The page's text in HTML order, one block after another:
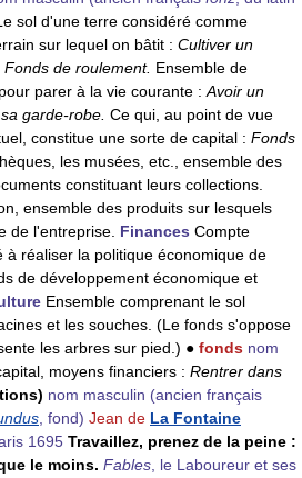
sol d'une terre considéré comme
sur lequel on bâtit : Cultiver un
Fonds de roulement. Ensemble de
parer à la vie courante :Avoir un
garde-robe. Ce qui, au point de vue
constitue une sorte de capital : Fonds
les musées, etc., ensemble des
constituant leurs collections.
ensemble des produits sur lesquels
de l'entreprise. Finances Compte
à réaliser la politique économique de
de développement économique et
Ensemble comprenant le sol
et les souches. (Le fonds s'oppose
les arbres sur pied.) ● fonds nom
moyens financiers : Rentrer dans
nom masculin (ancien français
, fond) Jean de La Fontaine
1695 Travaillez, prenez de la peine :
le moins. Fables, le Laboureur et ses